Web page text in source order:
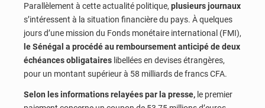
Parallèlement à cette actualité politique, plusieurs journaux
s’intéressent à la situation financière du pays. À quelques
jours d’une mission du Fonds monétaire international (FMI),
le Sénégal a procédé au remboursement anticipé de deux
échéances obligataires libellées en devises étrangères,
pour un montant supérieur à 58 milliards de francs CFA.
Selon les informations relayées par la presse, le premier